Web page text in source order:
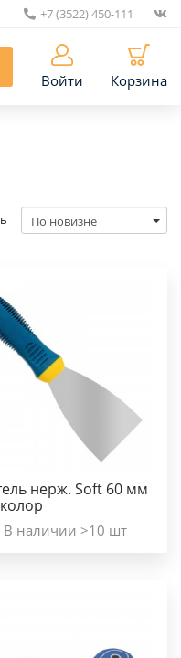
+7 (3522) 450-111
Войти Корзина
нерж. Soft 60 мм
В наличии >10 шт